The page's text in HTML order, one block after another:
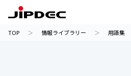
TOP 情報ライブラリー 用語集